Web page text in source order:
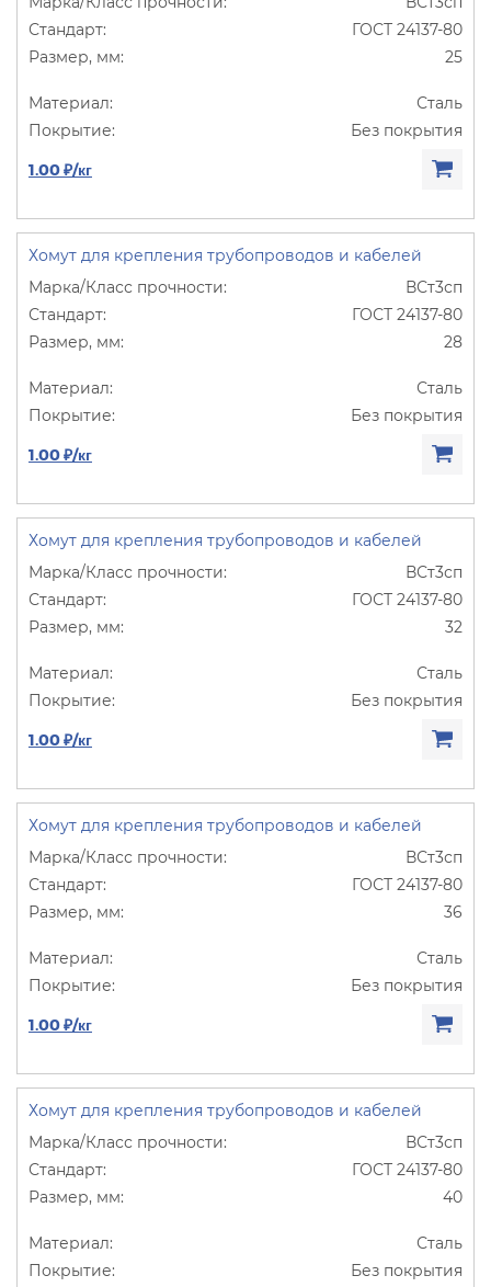
ГОСТ 24137-80
25
Сталь
Без покрытия
1.00 ₽/кг
Хомут для крепления трубопроводов и кабелей
ВСт3сп
ГОСТ 24137-80
28
Сталь
Без покрытия
1.00 ₽/кг
Хомут для крепления трубопроводов и кабелей
ВСт3сп
ГОСТ 24137-80
32
Сталь
Без покрытия
1.00 ₽/кг
Хомут для крепления трубопроводов и кабелей
ВСт3сп
ГОСТ 24137-80
36
Сталь
Без покрытия
1.00 ₽/кг
Хомут для крепления трубопроводов и кабелей
ВСт3сп
ГОСТ 24137-80
40
Сталь
Без покрытия